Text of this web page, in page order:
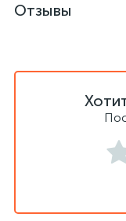
Отзывы